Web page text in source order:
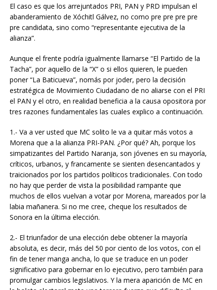
El caso es que los arrejuntados PRI, PAN y PRD impulsan el
abanderamiento de Xóchitl Gálvez, no como pre pre pre pre
pre candidata, sino como “representante ejecutiva de la
alianza”.
Aunque el frente podría igualmente llamarse “El Partido de la
Tacha”, por aquello de la “X” o si ellos quieren, le pueden
poner “La Baticueva”, nomás por joder, pero la decisión
estratégica de Movimiento Ciudadano de no aliarse con el PRI
el PAN y el otro, en realidad beneficia a la causa opositora por
tres razones fundamentales las cuales explico a continuación.
1.- Va a ver usted que MC solito le va a quitar más votos a
Morena que a la alianza PRI-PAN. ¿Por qué? Ah, porque los
simpatizantes del Partido Naranja, son jóvenes en su mayoría,
críticos, urbanos, y francamente se sienten desencantados y
traicionados por los partidos políticos tradicionales. Con todo
no hay que perder de vista la posibilidad rampante que
muchos de ellos vuelvan a votar por Morena, mareados por la
labia mañanera. Si no me cree, cheque los resultados de
Sonora en la última elección.
2.- El triunfador de una elección debe obtener la mayoría
absoluta, es decir, más del 50 por ciento de los votos, con el
fin de tener manga ancha, lo que se traduce en un poder
significativo para gobernar en lo ejecutivo, pero también para
promulgar cambios legislativos. Y la mera aparición de MC en